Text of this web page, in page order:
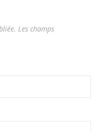
Les champs